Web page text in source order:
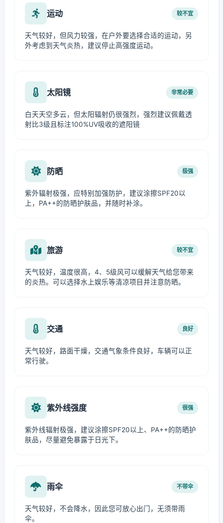
运动 较不宜
天气较好，但风力较强，在户外要选择合适的运动，另
外考虑到天气炎热，建议停止高强度运动。
太阳镜 非常必要
白天天空多云，但太阳辐射仍很强烈，强烈建议佩戴透
射比3级且标注100%UV吸收的遮阳镜
防晒 极强
紫外辐射极强，应特别加强防护，建议涂擦SPF20以
上，PA++的防晒护肤品，并随时补涂。
旅游 较不宜
天气较好，温度很高，4、5级风可以缓解天气给您带来
的炎热。可以选择水上娱乐等清凉项目并注意防晒。
交通 良好
天气较好，路面干燥，交通气象条件良好，车辆可以正
常行驶。
紫外线强度 很强
紫外线辐射极强，建议涂擦SPF20以上、PA++的防晒护
肤品，尽量避免暴露于日光下。
雨伞 不带伞
天气较好，不会降水，因此您可放心出门，无须带雨
伞。